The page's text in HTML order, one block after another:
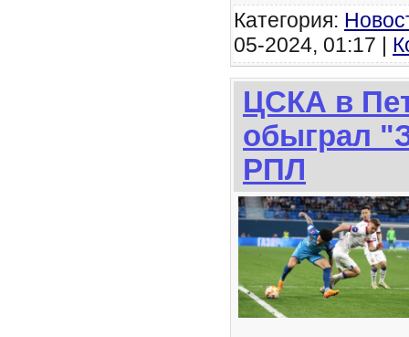
Категория:
05-2024, 01:17 |
ЦСКА в
обыграл
РПЛ